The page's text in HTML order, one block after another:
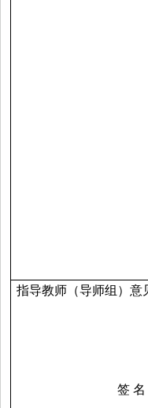
指导教师（导师组）意
签 名